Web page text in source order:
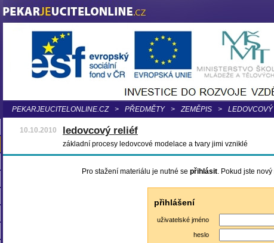
PEKARJEUCITELONLINE.CZ > PŘEDMĚTY > ZEMĚPIS >
10.10.2010 ledovcový reliéf
základní procesy ledovcové modelace a tvary jimi vzniklé
Pro stažení materiálu je nutné se přihlásit. Pokud jste
přihlášení
uživatelské jméno
heslo